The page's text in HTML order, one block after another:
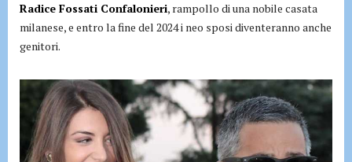
Radice Fossati Confalonieri, rampollo di una nobile casata
milanese, e entro la fine del 2024 i neo sposi diventeranno anche
genitori.